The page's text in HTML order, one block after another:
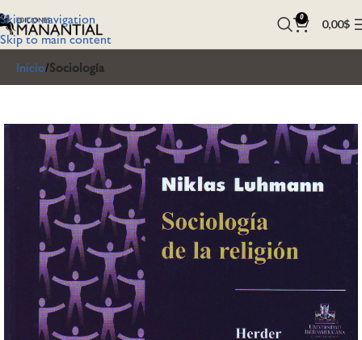
Skip to navigation
Skip to main content
0 0,00$
Inicio Sociología